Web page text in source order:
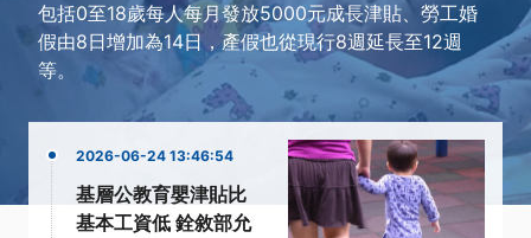
包括0至18歲每人每月發放5000元成長津貼、勞工婚
假由8日增加為14日，產假也從現行8週延長至12週
等。
2026-06-24 13:46:54
基層公教育嬰津貼比
基本工資低 銓敘部允